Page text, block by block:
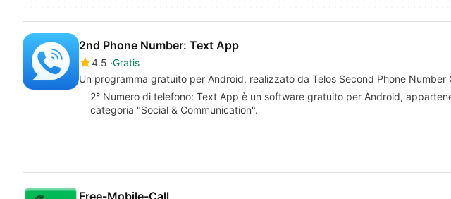
2nd Phone Number: Text App
4.5 Gratis
Un programma gratuito per Android, realizzato da Telos Second Phone Number
2° Numero di telefono: Text App è un software gratuito per Android,
categoria "Social & Communication".